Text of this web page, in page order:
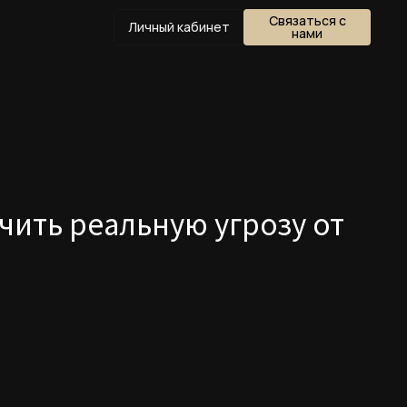
Личный кабинет Связаться с
нами
реальную угрозу от